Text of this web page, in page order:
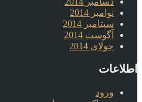
نوامبر 2014
سپتامبر 2014
آگوست 2014
جولای 2014
اطلاعات
ورود